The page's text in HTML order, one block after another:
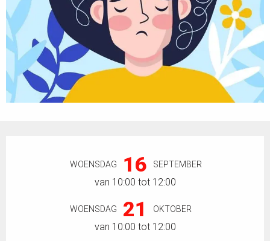
WOENSDAG 16 SEPTEMBER
van 10:00 tot 12:00
WOENSDAG 21 OKTOBER
van 10:00 tot 12:00